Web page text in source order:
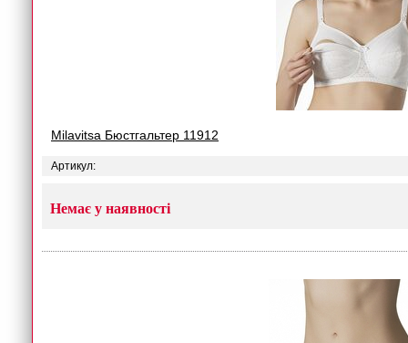
Milavitsa Бюстгальтер 11912
Артикул:
Немає у наявності